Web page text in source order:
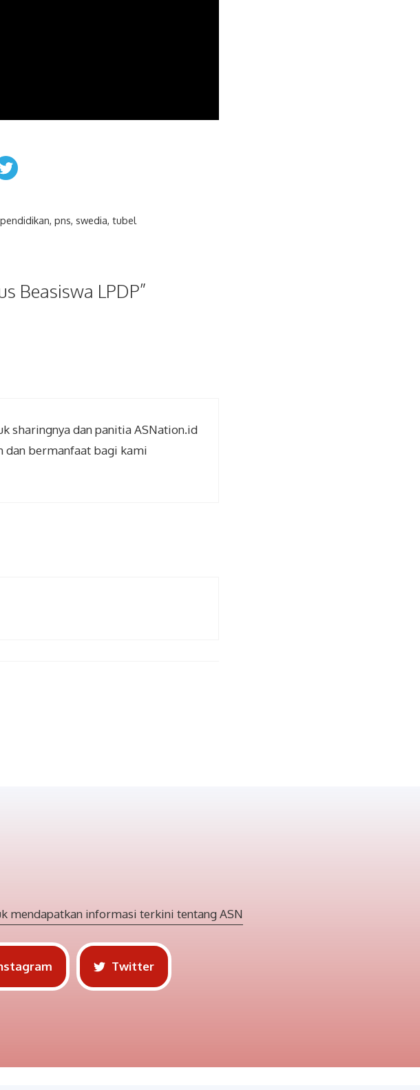
,pendidikan ,pns ,swedia ,tubel
Beasiswa LPDP”
sharingnya dan panitia ASNation.id
dan bermanfaat bagi kami
mendapatkan informasi terkini tentang ASN
Twitter